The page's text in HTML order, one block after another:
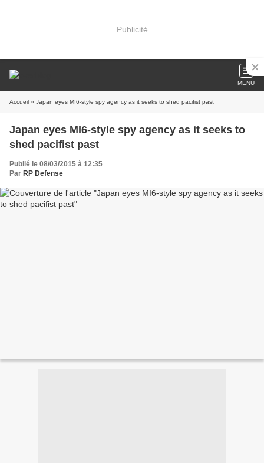
Publicité
MENU
Accueil » Japan eyes MI6-style spy agency as it seeks to shed pacifist past
Japan eyes MI6-style spy agency as it seeks to
shed pacifist past
Publié le 08/03/2015 à 12:35
Par RP Defense